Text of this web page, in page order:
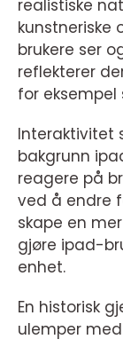
realistiske
kunstneriske
brukere ser
reflekterer
for eksempel
Interaktivitet
bakgrunn
reagere på
ved å endre
skape en
gjøre ipad-
enhet.
En historisk
ulemper